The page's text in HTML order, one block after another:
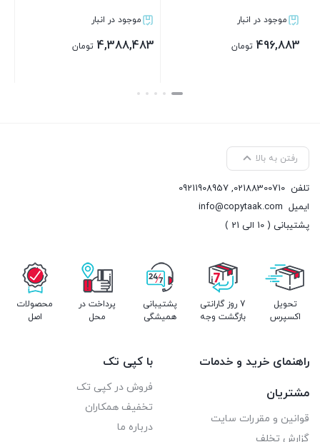
موجود در انبار
4,388,483
موجود در انبار
4,471,283 تومان
رفتن به بالا
تلفن 02188300710
,
09211908957
ایمیل info@copytaak.com
پشتیبانی ( 10 الی 21 )
تحویل
اکسپرس
7 روز گارانتی
بازگشت وجه
پشتیبانی
همیشگی
پرداخت در
محل
محصولات
اصل
راهنمای خرید و خدمات
مشتریان
قوانین و مقررات سایت
گزارش تخلف
با کپی تک
فروش در کپی تک
تخفیف همکاران
درباره ما